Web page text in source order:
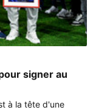
signer au
à la tête d'une